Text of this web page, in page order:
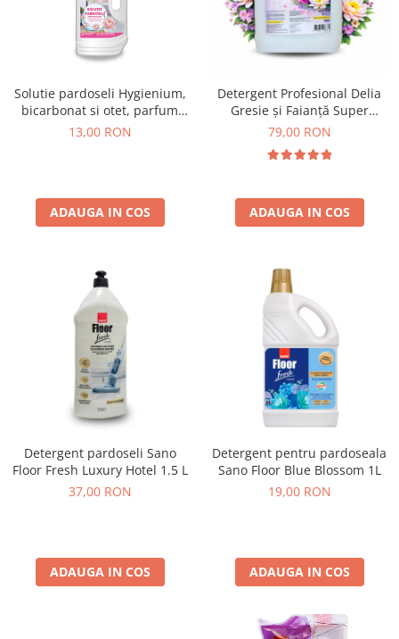
Solutie pardoseli Hygienium,
bicarbonat si otet, parfum
floral 1L
13,00 RON
ADAUGA IN COS
Detergent Profesional Delia
Gresie și Faianță Super
Parfumat 5L
79,00 RON
ADAUGA IN COS
Detergent pardoseli Sano
Floor Fresh Luxury Hotel 1.5 L
37,00 RON
ADAUGA IN COS
Detergent pentru pardoseala
Sano Floor Blue Blossom 1L
19,00 RON
ADAUGA IN COS